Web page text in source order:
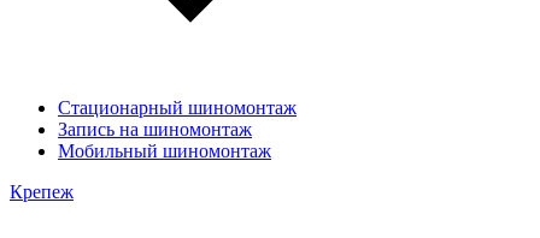
Стационарный шиномонтаж
Запись на шиномонтаж
Мобильный шиномонтаж
Крепеж